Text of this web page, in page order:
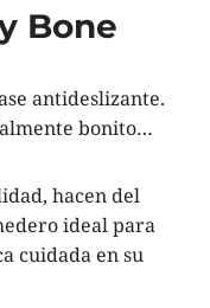
Bone
antideslizante.
bonito…
hacen del
ideal para
cuidada en su